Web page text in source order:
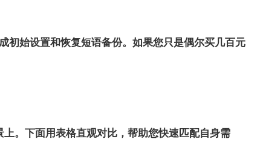
初始设置和恢复短语备份。如果您只是偶尔买几百元
。下面用表格直观对比，帮助您快速匹配自身需